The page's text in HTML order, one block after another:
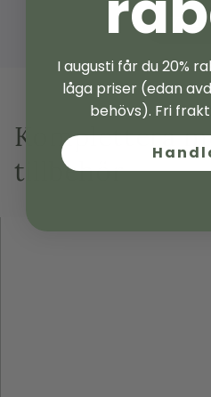
Visa
Komplettera
tillbehör
I augusti får du 20%
låga priser (edan
behövs). Fri